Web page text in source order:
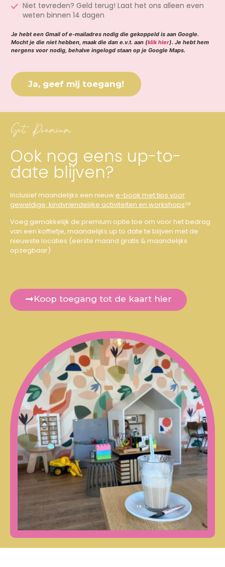
Niet tevreden? Geld terug! Laat het ons alleen even
weten binnen 14 dagen
Je hebt een Gmail of e-mailadres nodig die gekoppeld is aan Google.
Mocht je die niet hebben, maak die dan e.v.t. aan (klik hier). Je hebt hem
nergens voor nodig, behalve ingelogd staan op je Google Maps.
Ja, geef mij toegang!
Get Premium
Ook nog eens up-to-
date blijven?
Inclusief maandelijks een nieuw e-book met tips voor
geweldige, kindvriendelijke activiteiten en workshops!?
Voeg gemakkelijk de premium optie toe om voor het bedrag
van een koffietje, maandelijks up to date te blijven met de
nieuwste locaties (eerste maand gratis & maandelijks
opzegbaar)
Koop toegang tot de kaart hier